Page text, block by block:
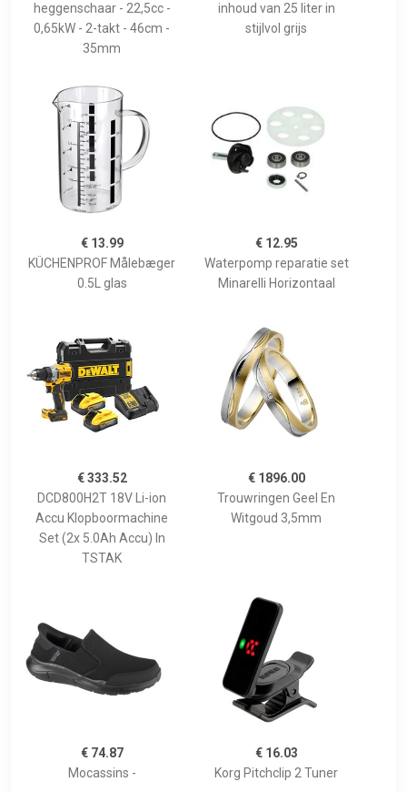
heggenschaar - 22,5cc -
0,65kW - 2-takt - 46cm -
35mm
inhoud van 25 liter in
stijlvol grijs
€ 13.99
KÜCHENPROF Målebæger
0.5L glas
€ 12.95
Waterpomp reparatie set
Minarelli Horizontaal
€ 333.52
DCD800H2T 18V Li-ion
Accu Klopboormachine
Set (2x 5.0Ah Accu) In
TSTAK
€ 1896.00
Trouwringen Geel En
Witgoud 3,5mm
€ 74.87
Mocassins -
€ 16.03
Korg Pitchclip 2 Tuner